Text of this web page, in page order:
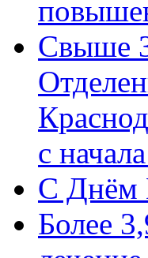
Свыше
с
C Днём
Более